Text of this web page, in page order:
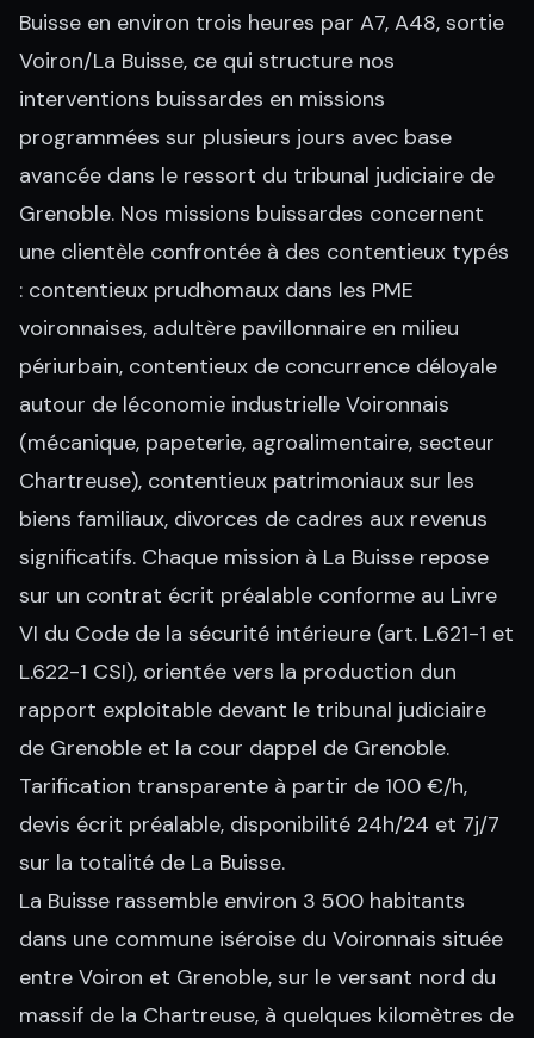
Buisse en environ trois heures par A7, A48, sortie
Voiron/La Buisse, ce qui structure nos
interventions buissardes en missions
programmées sur plusieurs jours avec base
avancée dans le ressort du tribunal judiciaire de
Grenoble. Nos missions buissardes concernent
une clientèle confrontée à des contentieux typés
: contentieux prudhomaux dans les PME
voironnaises, adultère pavillonnaire en milieu
périurbain, contentieux de concurrence déloyale
autour de léconomie industrielle Voironnais
(mécanique, papeterie, agroalimentaire, secteur
Chartreuse), contentieux patrimoniaux sur les
biens familiaux, divorces de cadres aux revenus
significatifs. Chaque mission à La Buisse repose
sur un contrat écrit préalable conforme au Livre
VI du Code de la sécurité intérieure (art. L.621-1 et
L.622-1 CSI), orientée vers la production dun
rapport exploitable devant le tribunal judiciaire
de Grenoble et la cour dappel de Grenoble.
Tarification transparente à partir de 100 €/h,
devis écrit préalable, disponibilité 24h/24 et 7j/7
sur la totalité de La Buisse.
La Buisse rassemble environ 3 500 habitants
dans une commune iséroise du Voironnais située
entre Voiron et Grenoble, sur le versant nord du
massif de la Chartreuse, à quelques kilomètres de